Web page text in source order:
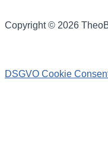
Copyright © 2026
DSGVO Cookie